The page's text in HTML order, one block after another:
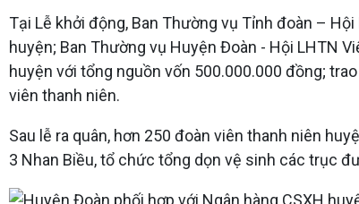
Tại Lễ khởi động, Ban Thường vụ Tỉnh đoàn –
huyện; Ban Thường vụ Huyện Đoàn - Hội LHTN
huyện với tổng nguồn vốn 500.000.000 đồng;
viên thanh niên.
Sau lễ ra quân, hơn 250 đoàn viên thanh niên
3 Nhan Biều, tổ chức tổng dọn vệ sinh các trục